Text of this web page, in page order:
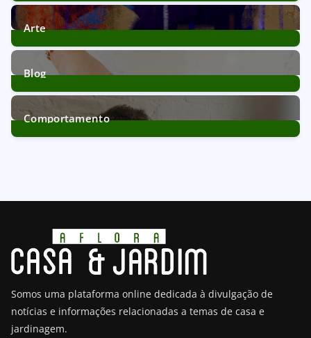
39Posts
Arte
11Posts
Blog
172Posts
Comportamento
Somos uma plataforma online dedicada à divulgação de
notícias e informações relacionadas a temas de casa e
jardinagem.